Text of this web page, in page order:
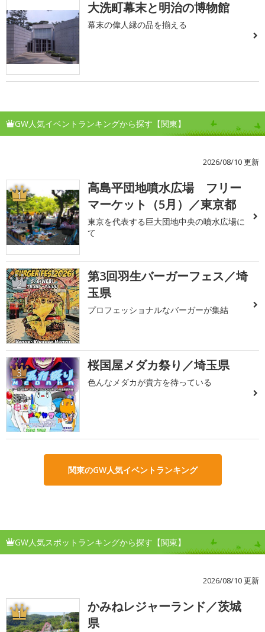
大洗町幕末と明治の博物館
幕末の偉人縁の品を揃える
GW人気イベントランキングから探す【関東】
2026/08/10 更新
1
高島平団地噴水広場 フリー
マーケット（5月）／東京都
東京を代表する巨大団地中央の噴水広場に
て
2
第3回羽生バーガーフェス／埼
玉県
プロフェッショナルなバーガーが集結
3 桜国屋メダカ祭り／埼玉県
色んなメダカが貴方を待っている
関東のGW人気イベントランキング
GW人気スポットランキングから探す【関東】
2026/08/10 更新
1
かみねレジャーランド／茨城
県